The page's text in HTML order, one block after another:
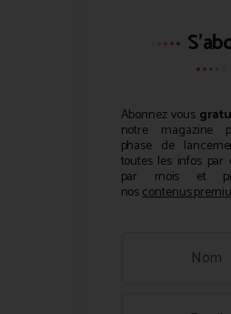
Abonnez vous
notre magazine
phase de
toutes les infos par
par mois et
noscontenus